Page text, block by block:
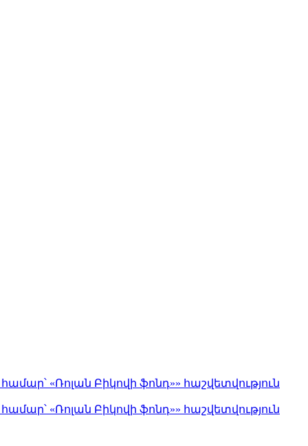
«Ռոլան Բիկովի ֆոնդ»» հաշվետվություն
«Ռոլան Բիկովի ֆոնդ»» հաշվետվություն